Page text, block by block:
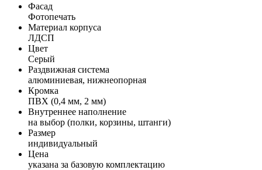
Фасад
Фотопечать
Материал корпуса
ЛДСП
Цвет
Серый
Раздвижная система
алюминиевая, нижнеопорная
Кромка
ПВХ (0,4 мм, 2 мм)
Внутреннее наполнение
на выбор (полки, корзины, штанги)
Размер
индивидуальный
Цена
указана за базовую комплектацию